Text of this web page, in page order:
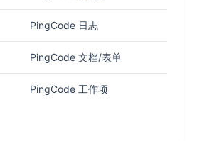
PingCode 日志
PingCode 文档/表单
PingCode 工作项